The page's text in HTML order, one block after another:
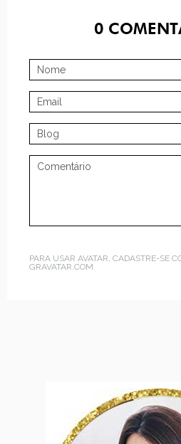
0
PARA USAR AVATAR, CADASTRE-SE
GRAVATAR.COM